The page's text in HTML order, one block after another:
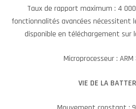
Taux de rapport maximum : 4
fonctionnalités avancées nécessitent
disponible en téléchargement sur
Microprocesseur :
VIE DE LA